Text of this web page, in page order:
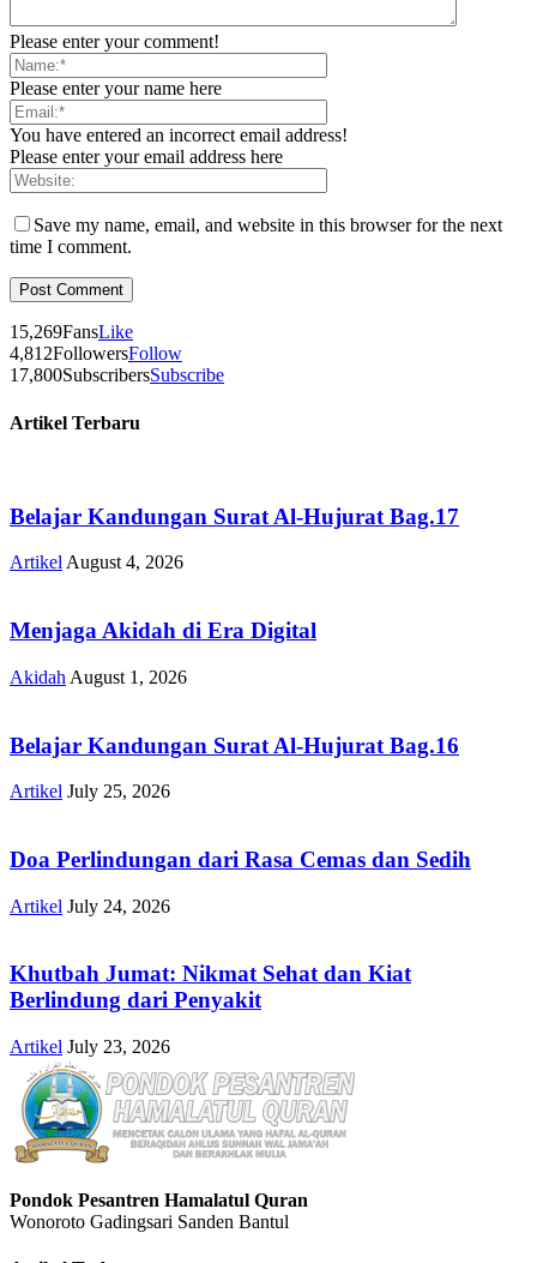
Please enter your comment!
Please enter your name here
You have entered an incorrect email address!
Please enter your email address here
Save my name, email, and website in this browser for the next
time I comment.
15,269FansLike
4,812FollowersFollow
17,800SubscribersSubscribe
Artikel Terbaru
Belajar Kandungan Surat Al-Hujurat Bag.17
Artikel August 4, 2026
Menjaga Akidah di Era Digital
Akidah August 1, 2026
Belajar Kandungan Surat Al-Hujurat Bag.16
Artikel July 25, 2026
Doa Perlindungan dari Rasa Cemas dan Sedih
Artikel July 24, 2026
Khutbah Jumat: Nikmat Sehat dan Kiat
Berlindung dari Penyakit
Artikel July 23, 2026
Pondok Pesantren Hamalatul Quran
Wonoroto Gadingsari Sanden Bantul